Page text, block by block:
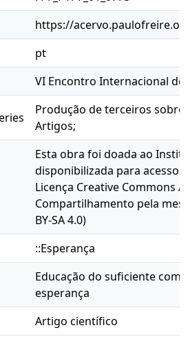
https://
pt
VI Encontro Internacional
Produção de terceiros sobre
Artigos;
Esta obra foi doada ao
disponibilizada para acesso
Licença Creative Commons
Compartilhamento pela
BY-SA 4.0)
::Esperança
Educação do suficiente
esperança
Artigo científico